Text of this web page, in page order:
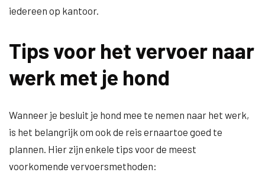
iedereen op kantoor.
Tips voor het vervoer naar
werk met je hond
Wanneer je besluit je hond mee te nemen naar het werk,
is het belangrijk om ook de reis ernaartoe goed te
plannen. Hier zijn enkele tips voor de meest
voorkomende vervoersmethoden: